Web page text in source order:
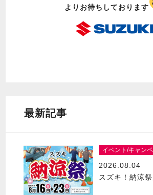
よりお待ちしております
最新記事
イベント/キャン
2026.08.04
スズキ！納涼